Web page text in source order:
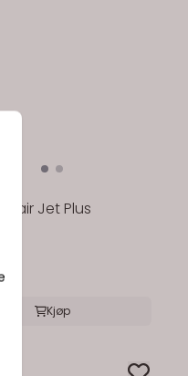
Fair Jet Plus
Kjøp